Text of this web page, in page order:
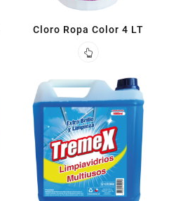
Cloro Ropa Color 4 LT